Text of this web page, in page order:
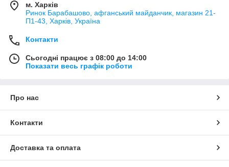
м. Харків
Ринок Барабашово, афганський майданчик, магазин 21-
П1-43, Харків, Україна
Контакти
Сьогодні працює з 08:00 до 14:00
Показати весь графік роботи
Про нас
Контакти
Доставка та оплата